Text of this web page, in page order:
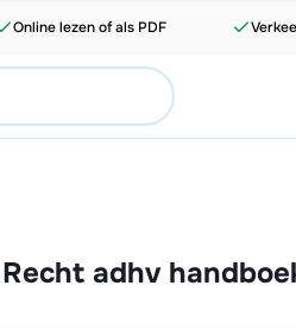
Online lezen of als PDF
adhv